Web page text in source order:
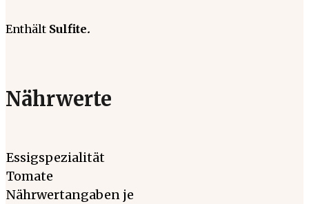
Enthält Sulfite.
Nährwerte
Essigspezialität
Tomate
Nährwertangaben je